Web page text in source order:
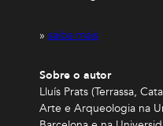
» saiba mais
Sobre o autor
Lluís Prats (Terrassa,
Arte e Arqueologia na